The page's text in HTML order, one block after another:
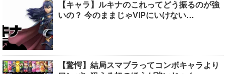
【キャラ】ルキナのこれってどう振るのが強
いの？ 今のままじゃVIPにいけない…
【驚愕】結局スマブラってコンボキャラより